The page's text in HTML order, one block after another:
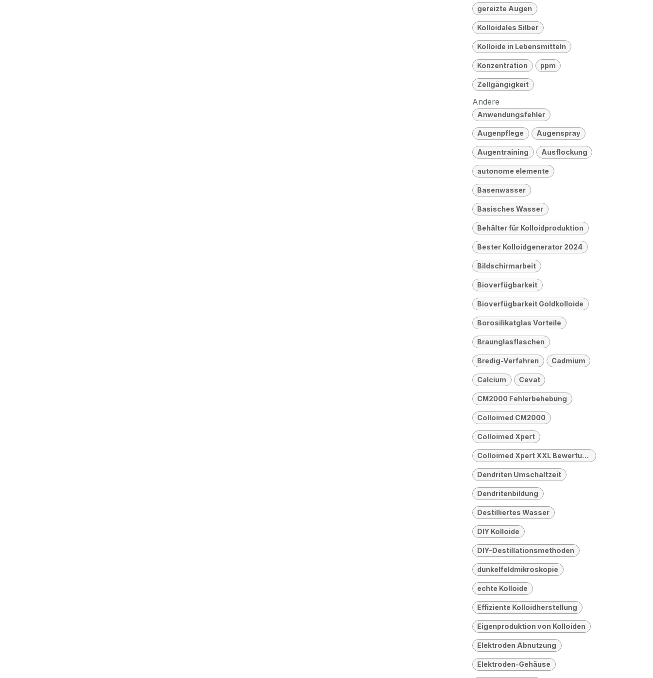
gereizte Augen
Kolloidales Silber
Kolloide in Lebensmitteln
Konzentration ppm
Zellgängigkeit
Andere
Anwendungsfehler
Augenpflege Augenspray
Augentraining Ausflockung
autonome elemente
Basenwasser
Basisches Wasser
Behälter für Kolloidproduktion
Bester Kolloidgenerator 2024
Bildschirmarbeit
Bioverfügbarkeit
Bioverfügbarkeit Goldkolloide
Borosilikatglas Vorteile
Braunglasflaschen
Bredig-Verfahren Cadmium
Calcium Cevat
CM2000 Fehlerbehebung
Colloimed CM2000
Colloimed Xpert
Colloimed Xpert XXL Bewertung
Dendriten Umschaltzeit
Dendritenbildung
Destilliertes Wasser
DIY Kolloide
DIY-Destillationsmethoden
dunkelfeldmikroskopie
echte Kolloide
Effiziente Kolloidherstellung
Eigenproduktion von Kolloiden
Elektroden Abnutzung
Elektroden-Gehäuse